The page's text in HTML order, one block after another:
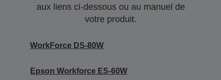
aux liens ci-dessous ou au manuel de
votre produit.
WorkForce DS-80W
Epson Workforce ES-60W